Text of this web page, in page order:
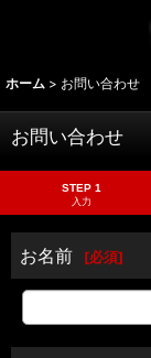
ホーム > お問い合わせ
お問い合わせ
STEP 1
入力
お名前 [必須]